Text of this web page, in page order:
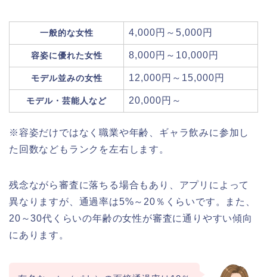
一般的な女性 4,000円～5,000円
容姿に優れた女性 8,000円～10,000円
モデル並みの女性 12,000円～15,000円
モデル・芸能人など 20,000円～
※容姿だけではなく職業や年齢、ギャラ飲みに参加し
た回数などもランクを左右します。
残念ながら審査に落ちる場合もあり、アプリによって
異なりますが、通過率は5%～20％くらいです。また、
20～30代くらいの年齢の女性が審査に通りやすい傾向
にあります。